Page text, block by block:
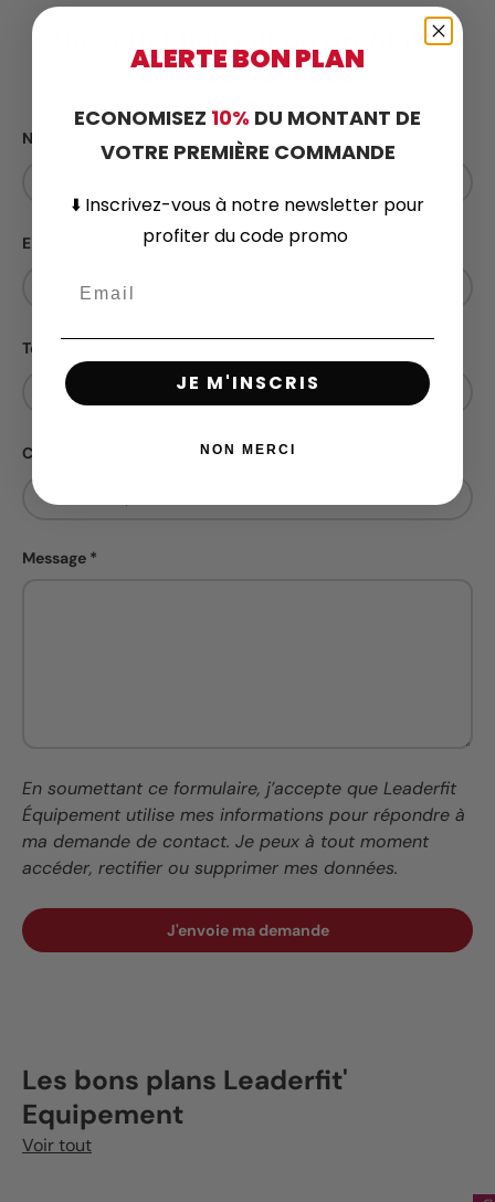
Une question sur ce produit ?
Contactez-nous
Nom
E-mail
Téléphone
Code postal
Message
En soumettant ce formulaire, j’accepte que Leaderfit
Équipement utilise mes informations pour répondre à
ma demande de contact. Je peux à tout moment
accéder, rectifier ou supprimer mes données.
J'envoie ma demande
Les bons plans Leaderfit'
Equipement
Voir tout
ALERTE BON PLAN
ECONOMISEZ 10% DU MONTANT DE
VOTRE PREMIÈRE COMMANDE
⬇️ Inscrivez-vousà notre newsletter pour
profiter du code promo
JE M'INSCRIS
NON MERCI